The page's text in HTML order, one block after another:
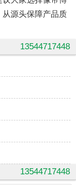
源头保障产品质
13544717448
13544717448